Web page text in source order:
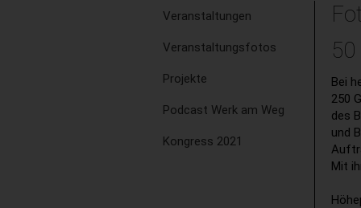
Subnavigation
Veranstaltungen
Veranstaltungsfotos
Projekte
Podcast Werk am Weg
Kongress 2021
Bei
250
des
und
Mit